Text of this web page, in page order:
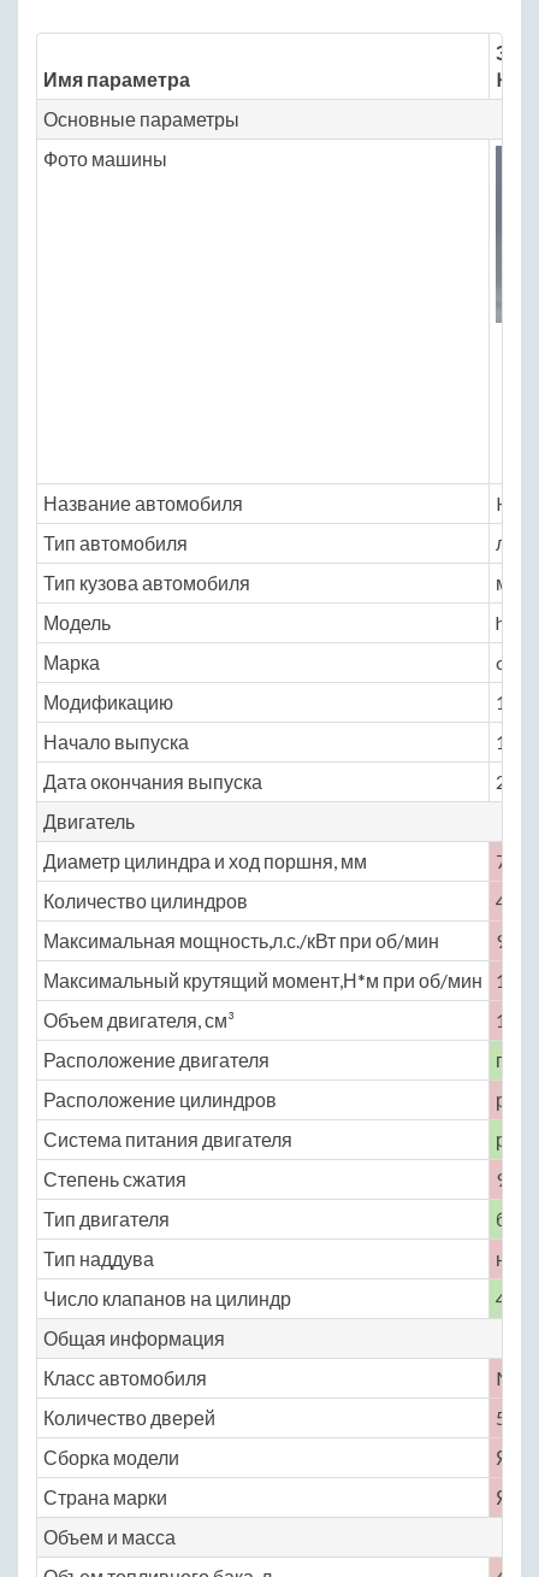
Имя параметра
Основные параметры
Фото машины
Название автомобиля
Тип автомобиля
Тип кузова автомобиля
Модель
Марка
capa
Модификацию
1.5
Начало выпуска
1998
Дата окончания выпуска
2002
Двигатель
Диаметр цилиндра и ход поршня, мм
75 ×
Количество цилиндров
4
Максимальная мощность,л.с./кВт при об/мин
98 /
Максимальный крутящий момент,Н*м при об/мин
133
Объем двигателя, см³
1493
Расположение двигателя
Расположение цилиндров
Система питания двигателя
Степень сжатия
9.4
Тип двигателя
Тип наддува
нет
Число клапанов на цилиндр
4
Общая информация
Класс автомобиля
M
Количество дверей
5
Сборка модели
Страна марки
Объем и масса